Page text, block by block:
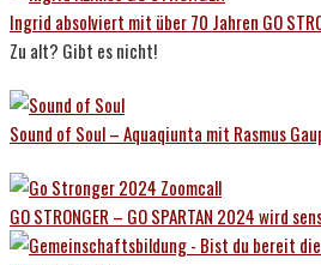
Ingrid absolviert mit über 70 Jahren GO
Zu alt? Gibt es nicht!
Sound of Soul – Aquaqiunta mit Rasmus
GO STRONGER – GO SPARTAN 2024 wird